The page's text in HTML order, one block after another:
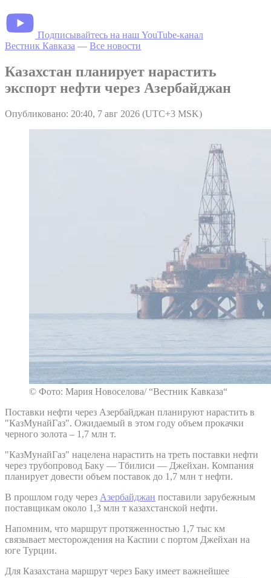
Подписывайтесь на наш YouTube-канал
Вестник Кавказа — Все новости
Казахстан планирует нарастить
экспорт нефти через Азербайджан
Опубликовано: 20:40, 7 авг 2026 (UTC+3 MSK)
© Фото: Мария Новоселова/ “Вестник Кавказа“
Поставки нефти через Азербайджан планируют нарастить в
"КазМунайГаз". Ожидаемый в этом году объем прокачки
черного золота – 1,7 млн т.
"КазМунайГаз" нацелена нарастить на треть поставки нефти
через трубопровод Баку — Тбилиси — Джейхан. Компания
планирует довести объем поставок до 1,7 млн т нефти.
В прошлом году через Азербайджан поставили зарубежным
поставщикам около 1,3 млн т казахстанской нефти.
Напомним, что маршрут протяженностью 1,7 тыс км
связывает месторождения на Каспии с портом Джейхан на
юге Турции.
Для Казахстана маршрут через Баку имеет важнейшее